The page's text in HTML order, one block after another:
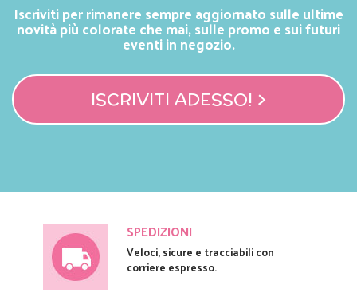
Iscriviti per rimanere sempre aggiornato sulle ultime
novità più colorate che mai, sulle promo e sui futuri
eventi in negozio.
ISCRIVITI ADESSO! >
SPEDIZIONI
Veloci, sicure e tracciabili con
corriere espresso.